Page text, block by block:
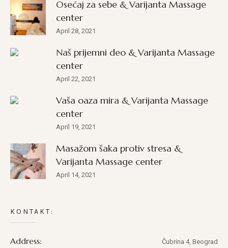
Osećaj za sebe & Varijanta Massage
center
April 28, 2021
Naš prijemni deo & Varijanta Massage
center
April 22, 2021
Vaša oaza mira & Varijanta Massage
center
April 19, 2021
Masažom šaka protiv stresa &
Varijanta Massage center
April 14, 2021
KONTAKT:
Address: Čubrina 4, Beograd